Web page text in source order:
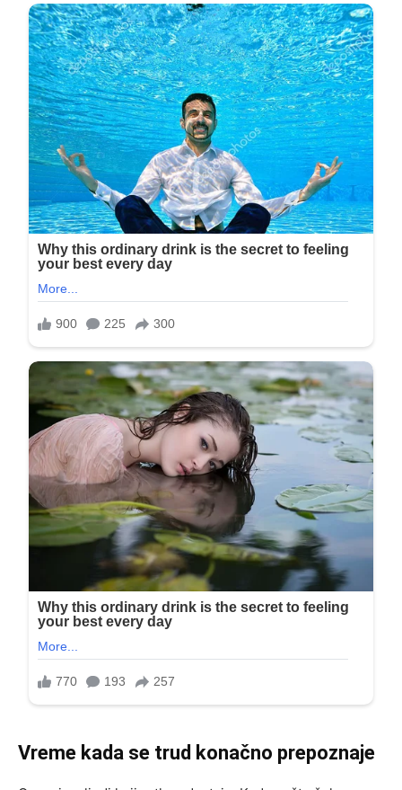
Vreme kada se trud konačno prepoznaje